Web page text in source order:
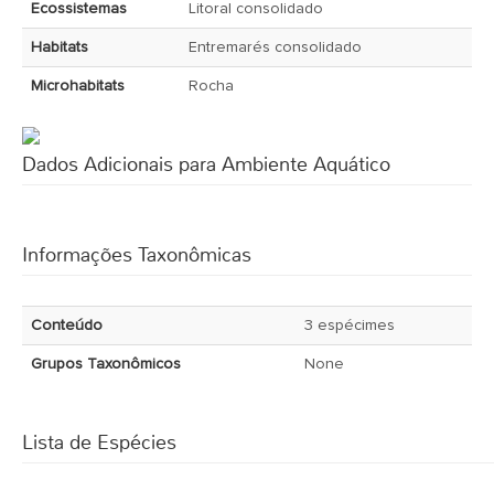
Ecossistemas Litoral consolidado
Habitats Entremarés consolidado
Microhabitats Rocha
Dados Adicionais para Ambiente Aquático
Informações Taxonômicas
Conteúdo 3 espécimes
Grupos Taxonômicos None
Lista de Espécies